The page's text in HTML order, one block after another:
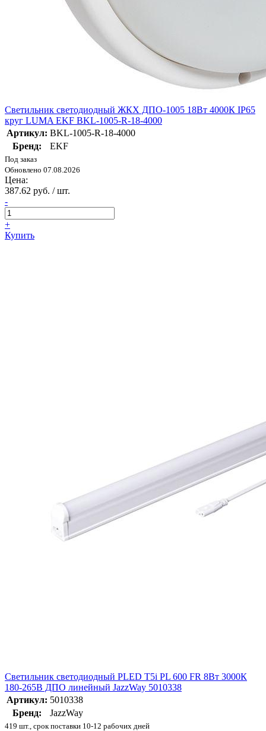
Светильник светодиодный ЖКХ ДПО-1005 18Вт 4000К IP65
круг LUMA EKF BKL-1005-R-18-4000
Артикул: BKL-1005-R-18-4000
Бренд:
EKF
Под заказ
Обновлено 07.08.2026
Цена:
387.62 руб. / шт.
-
+
Купить
Светильник светодиодный PLED T5i PL 600 FR 8Вт 3000К
180-265В ДПО линейный JazzWay 5010338
Артикул: 5010338
Бренд:
JazzWay
419 шт., срок поставки 10-12 рабочих дней